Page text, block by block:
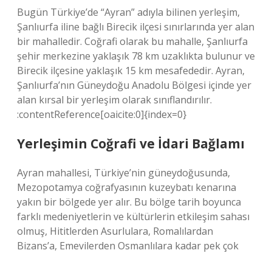
Bugün Türkiye’de “Ayran” adıyla bilinen yerleşim,
Şanlıurfa iline bağlı Birecik ilçesi sınırlarında yer alan
bir mahalledir. Coğrafi olarak bu mahalle, Şanlıurfa
şehir merkezine yaklaşık 78 km uzaklıkta bulunur ve
Birecik ilçesine yaklaşık 15 km mesafededir. Ayran,
Şanlıurfa’nın Güneydoğu Anadolu Bölgesi içinde yer
alan kırsal bir yerleşim olarak sınıflandırılır.
:contentReference[oaicite:0]{index=0}
Yerleşimin Coğrafi ve İdari Bağlamı
Ayran mahallesi, Türkiye’nin güneydoğusunda,
Mezopotamya coğrafyasının kuzeybatı kenarına
yakın bir bölgede yer alır. Bu bölge tarih boyunca
farklı medeniyetlerin ve kültürlerin etkileşim sahası
olmuş, Hititlerden Asurlulara, Romalılardan
Bizans’a, Emevilerden Osmanlılara kadar pek çok